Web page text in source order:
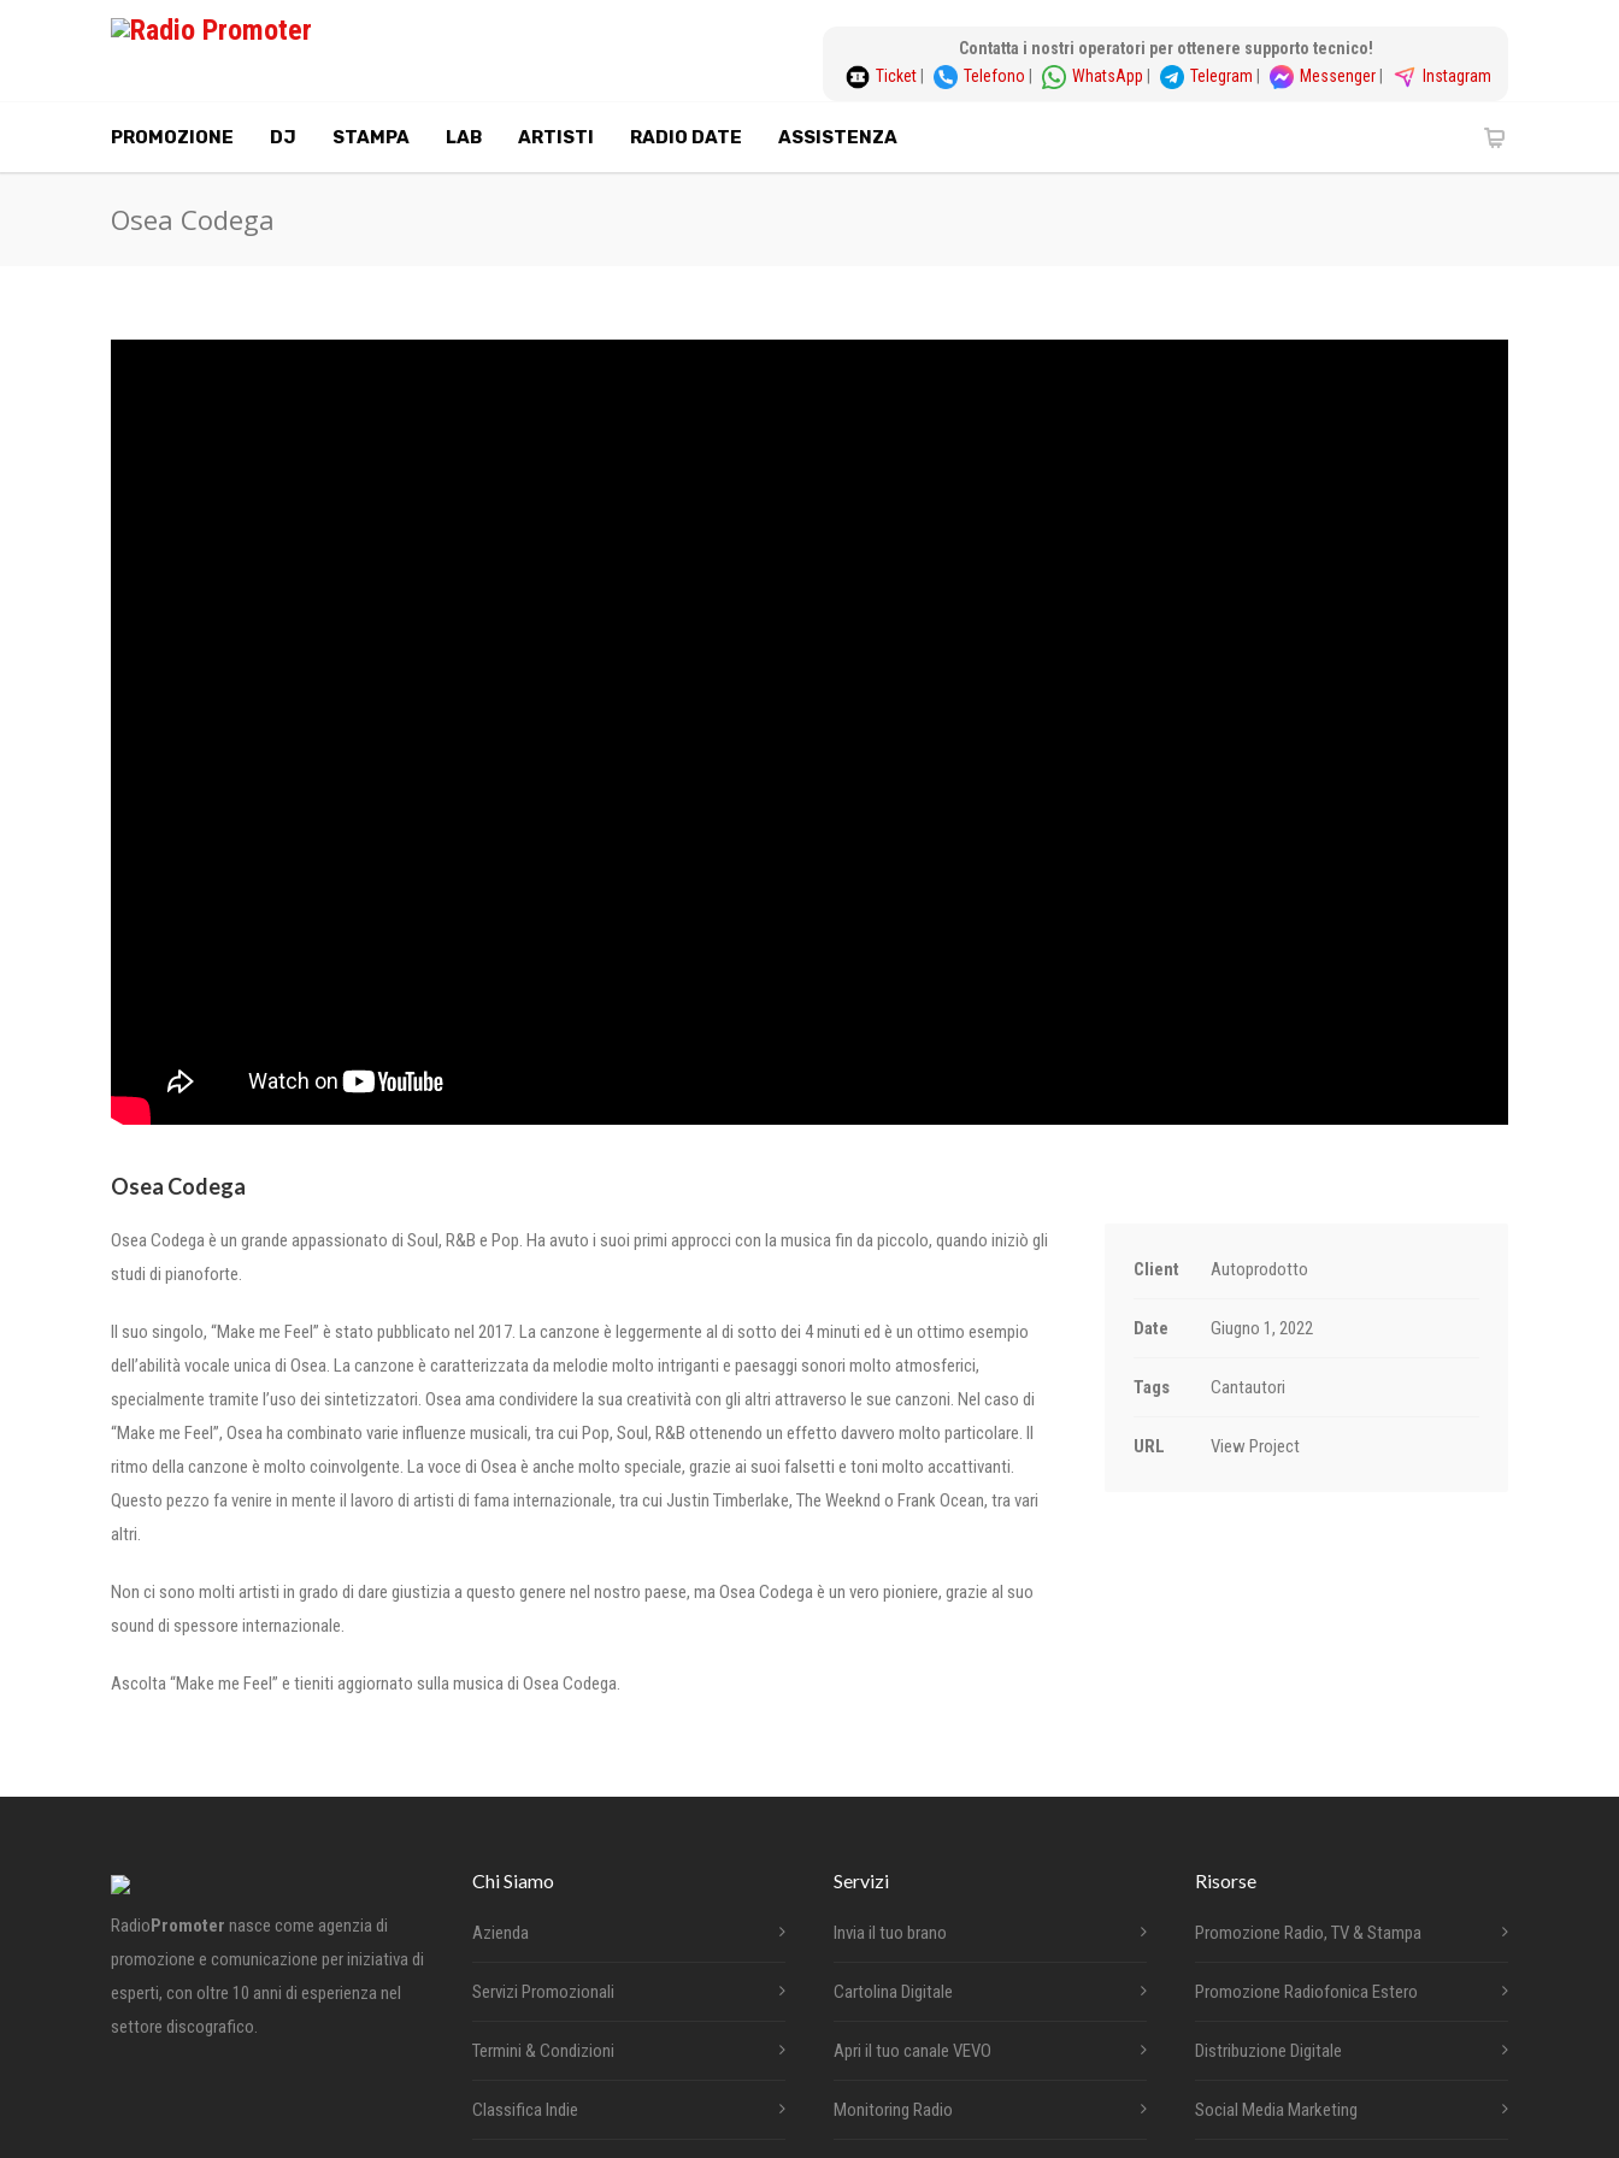
Contatta i nostri operatori per ottenere supporto tecnico!
Ticket
Telefono WhatsApp Telegram Messenger Instagram
PROMOZIONE DJ STAMPA LAB ARTISTI RADIO DATE ASSISTENZA
Osea Codega
Osea Codega
Osea Codega è un grande appassionato di Soul, R&B e Pop. Ha avuto i suoi primi approcci con la musica fin da piccolo, quando iniziò gli
studi di pianoforte.
Il suo singolo, “Make me Feel” è stato pubblicato nel 2017. La canzone è leggermente al di sotto dei 4 minuti ed è un ottimo esempio
dell’abilità vocale unica di Osea. La canzone è caratterizzata da melodie molto intriganti e paesaggi sonori molto atmosferici,
specialmente tramite l’uso dei sintetizzatori. Osea ama condividere la sua creatività con gli altri attraverso le sue canzoni. Nel caso di
“Make me Feel”, Osea ha combinato varie influenze musicali, tra cui Pop, Soul, R&B ottenendo un effetto davvero molto particolare. Il
ritmo della canzone è molto coinvolgente. La voce di Osea è anche molto speciale, grazie ai suoi falsetti e toni molto accattivanti.
Questo pezzo fa venire in mente il lavoro di artisti di fama internazionale, tra cui Justin Timberlake, The Weeknd o Frank Ocean, tra vari
altri.
Non ci sono molti artisti in grado di dare giustizia a questo genere nel nostro paese, ma Osea Codega è un vero pioniere, grazie al suo
sound di spessore internazionale.
Ascolta “Make me Feel” e tieniti aggiornato sulla musica di Osea Codega.
Client Autoprodotto
Date Giugno 1, 2022
Tags Cantautori
URL View Project
Radio Promoter nasce come agenzia di
promozione e comunicazione per iniziativa di
esperti, con oltre 10 anni di esperienza nel
settore discografico.
Chi Siamo
Azienda
Servizi Promozionali
Termini & Condizioni
Classifica Indie
Servizi
Invia il tuo brano
Cartolina Digitale
Apri il tuo canale VEVO
Monitoring Radio
Risorse
Promozione Radio, TV & Stampa
Promozione Radiofonica Estero
Distribuzione Digitale
Social Media Marketing